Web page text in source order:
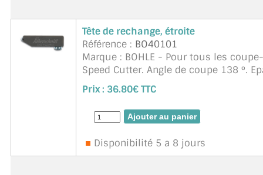
Tête de rechange, étroite
Référence : BO40101
Marque : BOHLE - Pour tous les
Speed Cutter. Angle de coupe 138 °.
Coupe-verre 4000.1
Prix : 36.80€ TTC
Disponibilité 5 a 8 jours